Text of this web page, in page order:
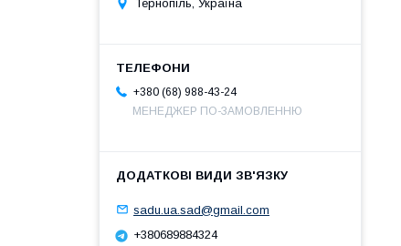
Тернопіль, Україна
+380 (68) 988-43-24
МЕНЕДЖЕР ПО-ЗАМОВЛЕННЮ
sadu.ua.sad@gmail.com
+380689884324